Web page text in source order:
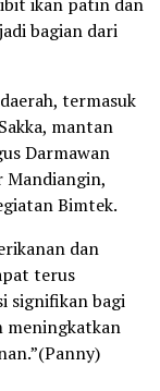
bagian dari
termasuk
mantan
Darmawan
Mandiangin,
Bimtek.
dan
terus
signifikan bagi
meningkatkan